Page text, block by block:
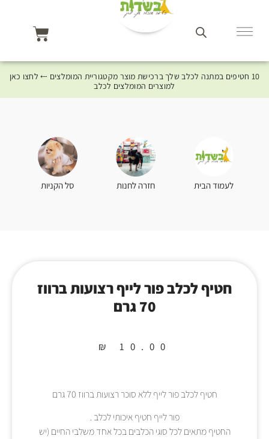
10 חטיפים במתנה לכלב שלך ברכישת מוצר מקטגוריית המומלצים ⤎ לחצו כאן
למוצרים המומלצים לכלב
לעמוד הבית חזרה לחנות סל הקניות
חטיף לכלב פור לייף רצועות ברווז
70 גרם
₪ 10.00
חטיף לכלב פור לייף ללא סוכר רצועות ברווז 70 גרם
פור לייף חטיף איכותי לכלב .
החטיף מתאים לכל סוגי הכלבים בכל אחד משלבי החיים (יש